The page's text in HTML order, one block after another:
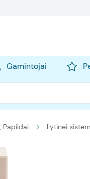
Gamintojai
Papildai Lytinei